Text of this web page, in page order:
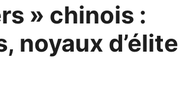
» chinois :
noyaux d’élite